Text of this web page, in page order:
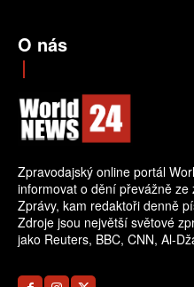
O nás
Zpravodajský online portál
informovat o dění převážně
Zprávy, kam redaktoři denně
Zdroje jsou největší světové
jako Reuters, BBC, CNN, Al-